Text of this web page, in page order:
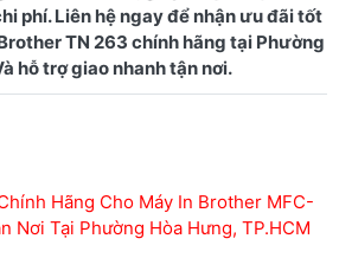
phí. Liên hệ ngay để nhận ưu đãi tốt
TN 263 chính hãng tại Phường
Hãng Cho Máy In Brother MFC-
Nơi Tại Phường Hòa Hưng, TP.HCM